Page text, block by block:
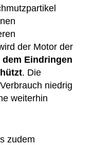
der Motor der
Eindringen
. Die
niedrig
weiterhin
zudem